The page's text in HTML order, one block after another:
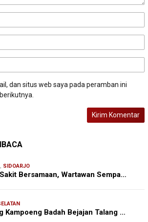
dan situs web saya pada peramban ini
SIDOARJO
Bersamaan, Wartawan Sempa…
Kampoeng Badah Bejajan Talang …